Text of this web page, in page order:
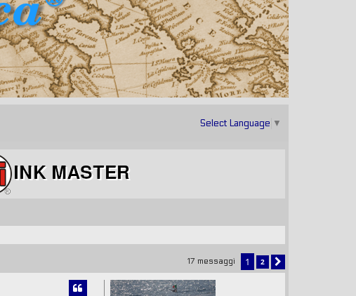
Select Language ▼
17 messaggi 1 2
PROSSIMO